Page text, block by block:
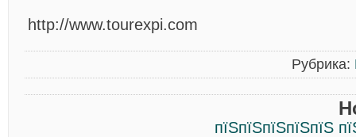
http://www.tourexpi.com
Рубрика:
пїЅпїЅпїЅпїЅпїЅ